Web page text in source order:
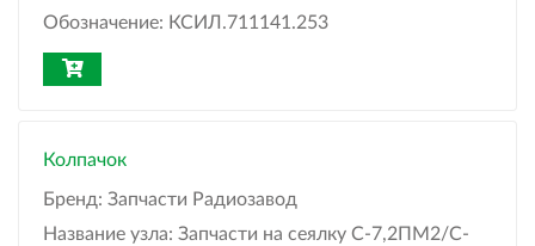
Обозначение: КСИЛ.711141.253
Колпачок
Бренд: Запчасти Радиозавод
Название узла: Запчасти на сеялку С-7,2ПМ2/C-